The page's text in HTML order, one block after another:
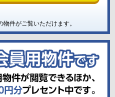
物件がご覧いただけます。